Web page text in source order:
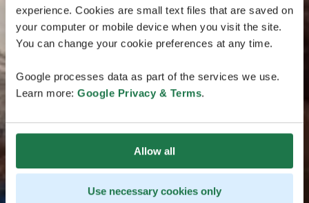
experience. Cookies are small text files that are saved on
your computer or mobile device when you visit the site.
You can change your cookie preferences at any time.
Google processes data as part of the services we use.
Learn more: Google Privacy & Terms.
Allow all
Use necessary cookies only